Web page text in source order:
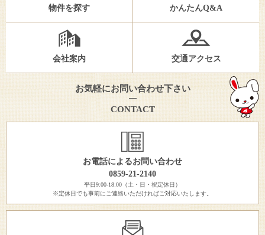
物件を探す かんたんQ&A
会社案内 交通アクセス
お気軽にお問い合わせ下さい
CONTACT
お電話によるお問い合わせ
0859-21-2140
平日9:00-18:00（土・日・祝定休日）
※定休日でも事前にご連絡いただければご対応いたします。